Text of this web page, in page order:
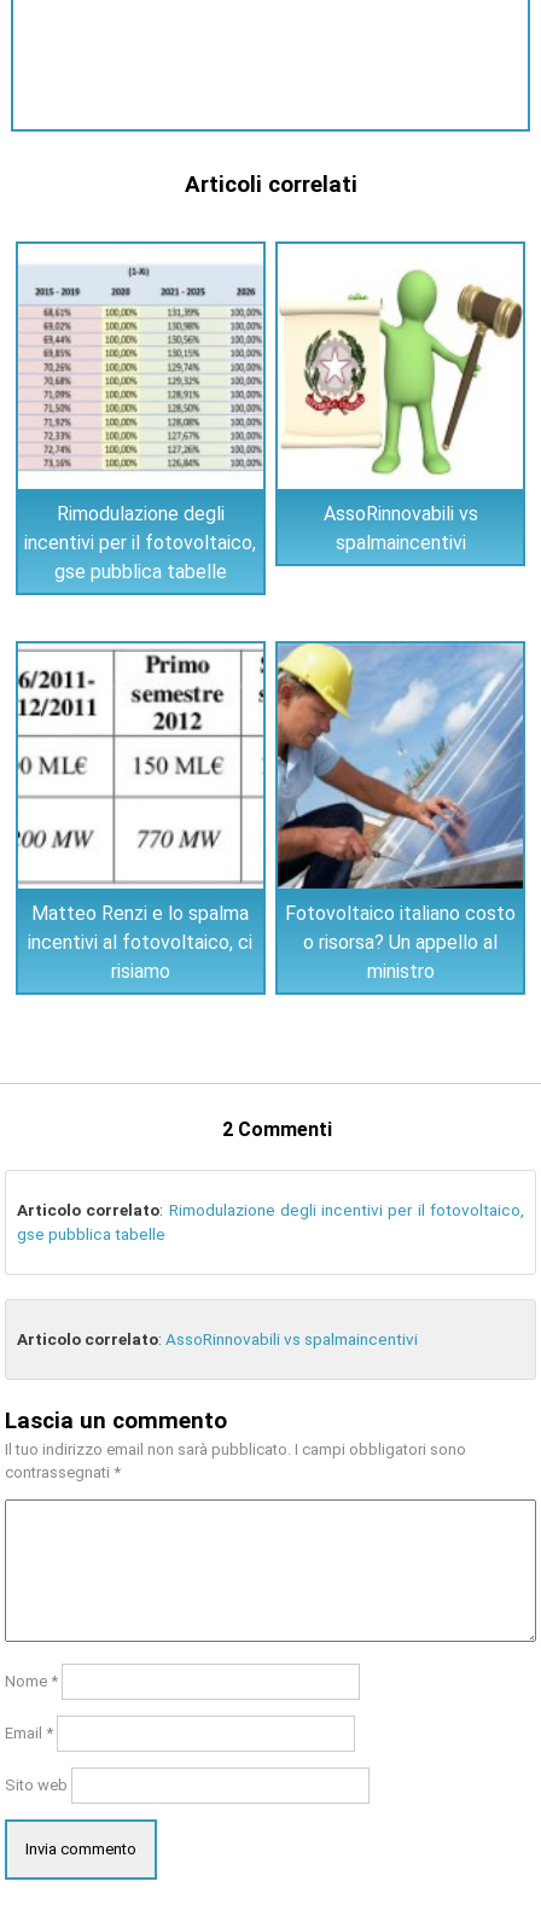
Articoli correlati
Rimodulazione degli
incentivi per il fotovoltaico,
gse pubblica tabelle
AssoRinnovabili vs
spalmaincentivi
Matteo Renzi e lo spalma
incentivi al fotovoltaico, ci
risiamo
Fotovoltaico italiano costo
o risorsa? Un appello al
ministro
2 Commenti
Articolo correlato: Rimodulazione degli incentivi per il fotovoltaico,
gse pubblica tabelle
Articolo correlato:AssoRinnovabili vs spalmaincentivi
Lascia un commento
Il tuo indirizzo email non sarà pubblicato. I campi obbligatori sono
contrassegnati *
Nome *
Email *
Sito web